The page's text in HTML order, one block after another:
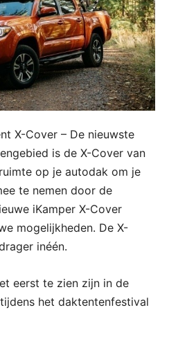
X-Cover – De nieuwste
is de X-Cover van
op je autodak om je
te nemen door de
iKamper X-Cover
mogelijkheden. De X-
inéén.
eerst te zien zijn in de
het daktentenfestival